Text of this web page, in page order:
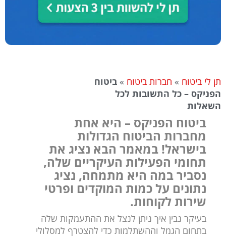
תן לי ביטוח » חברות ביטוח » ביטוח
הפניקס – כל התשובות לכל
השאלות
ביטוח הפניקס – היא אחת
מחברות הביטוח הגדולות
בישראל! במאמר הבא נציג את
תחומי הפעילות העיקריים שלה,
נסביר במה היא מתמחה, נציג
נתונים על כמות המוקדים ופרטי
שירות לקוחות.
בעיקר נבין איך ניתן לנצל את ההתעמקות שלה
בתחום הגמל וההשתלמות כדי להצטרף למסלולי